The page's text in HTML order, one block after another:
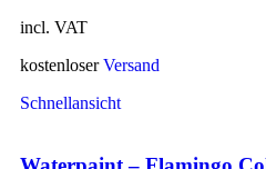
incl. VAT
kostenloserVersand
Schnellansicht